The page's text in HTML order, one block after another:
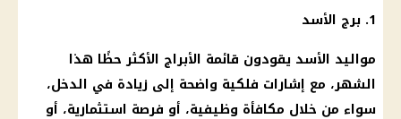
1. برج الأسد
مواليد الأسد يقودون قائمة الأبراج الأكثر حظًا هذا
الشهر، مع إشارات فلكية واضحة إلى زيادة في الدخل،
سواء من خلال مكافأة وظيفية، أو فرصة استثمارية، أو